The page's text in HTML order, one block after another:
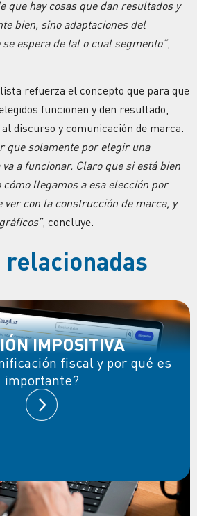
que hay cosas que dan resultados y
bien, sino adaptaciones del
espera de tal o cual segmento”,
refuerza el concepto que para que
funcionen y den resultado,
discurso y comunicación de marca.
que solamente por elegir una
a funcionar. Claro que si está bien
llegamos a esa elección por
ver con la construcción de marca, y
, concluye.
relacionadas
IMPOSITIVA
fiscal y por qué es
importante?